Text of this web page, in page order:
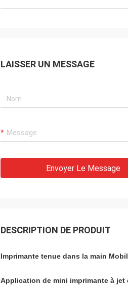
LAISSER UN MESSAGE
Envoyer Le Message
DESCRIPTION DE PRODUIT
Imprimante tenue dans la main
Application de mini imprimante à jet